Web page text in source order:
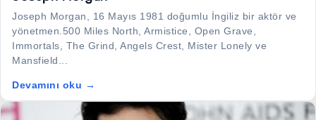
Joseph Morgan, 16 Mayıs 1981 doğumlu İngiliz bir aktör ve
yönetmen.500 Miles North, Armistice, Open Grave,
Immortals, The Grind, Angels Crest, Mister Lonely ve
Mansfield...
Devamını oku →